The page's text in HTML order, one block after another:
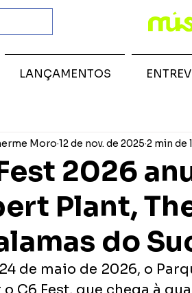
2026
Plant,
do
Moro 12 de nov. de 2025 2 min de
24 de maio de 2026, o
LANÇAMENTOS